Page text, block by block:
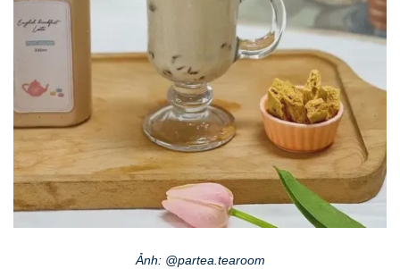
Ảnh: @partea.tearoom